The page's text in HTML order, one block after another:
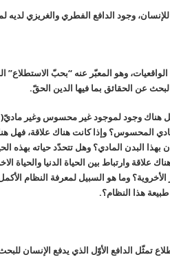
وجود الدافع الفطري والغريزي لديه
الواقعيات، وهو المعبّر عنه “بحبّ الاستطلاع”
عن الحقائق بما فيها الدين الحقّ.
هناك وجود لموجود غير محسوس وغير ماديّ(
المحسوس؟ وإذا كانت هناك علاقة،
البدن المادي؟ وهل تتحدّد حياته بهذه
علاقة وارتباط بين الحياة الدنيا والحياة
الأخروية؟ وما هو السبيل لمعرفة النظام
طبيعة هذا النظام؟.
تمثّل الدافع الأوّل الذي يدفع الإنسان